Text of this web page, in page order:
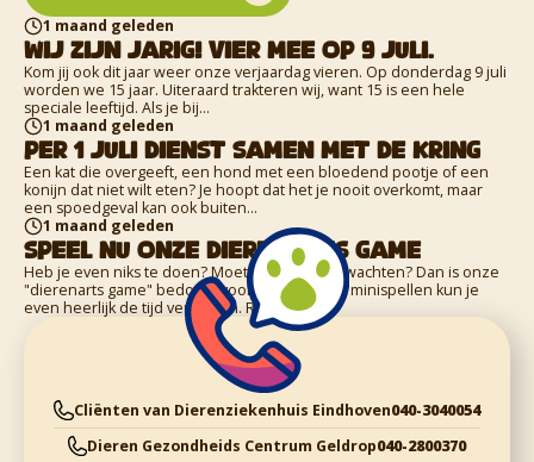
1 maand geleden
Wij zijn jarig! Vier mee op 9 juli.
Kom jij ook dit jaar weer onze verjaardag vieren. Op donderdag 9 juli
worden we 15 jaar. Uiteraard trakteren wij, want 15 is een hele
speciale leeftijd. Als je bij...
1 maand geleden
Per 1 juli dienst samen met de Kring
Een kat die overgeeft, een hond met een bloedend pootje of een
konijn dat niet wilt eten? Je hoopt dat het je nooit overkomt, maar
een spoedgeval kan ook buiten...
1 maand geleden
Speel nu onze dierenarts game
Heb je even niks te doen? Moet je ergens op wachten? Dan is onze
"dierenarts game" bedoeld voor jou. Met acht minispellen kun je
even heerlijk de tijd verdrijven. Raad...
Cliënten van Dierenziekenhuis Eindhoven040-3040054
Dieren Gezondheids Centrum Geldrop040-2800370